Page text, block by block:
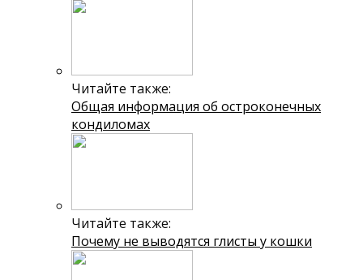
Читайте также:
Общая информация об остроконечных
кондиломах
Читайте также:
Почему не выводятся глисты у кошки